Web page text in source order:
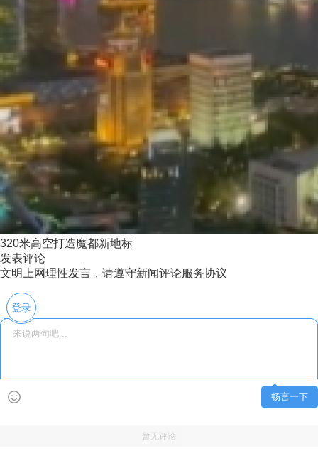
320米高空打造魔都新地标
发表评论
文明上网理性发言，请遵守新闻评论服务协议
登录
畅言一下
暂无评论